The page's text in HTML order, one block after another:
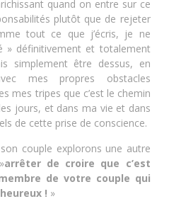
quand on entre sur ce
plutôt que de rejeter
tout ce que j’écris, je ne
» définitivement et totalement
simplement être dessus, en
mes propres obstacles
mes tripes que c’est le chemin
jours, et dans ma vie et dans
de cette prise de conscience.
couple explorons une autre
arrêter de croire que c’est
de votre couple qui
! »